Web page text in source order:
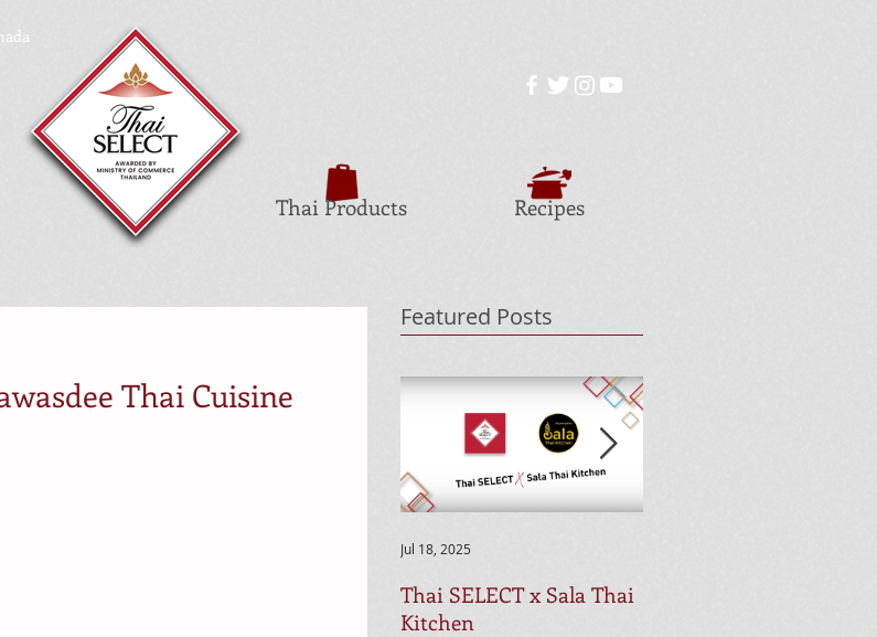
Thai Products Recipes
Thai Cuisine
Featured Posts
Thai SELECT x Sala Thai
Kitchen
Jul 18, 2025